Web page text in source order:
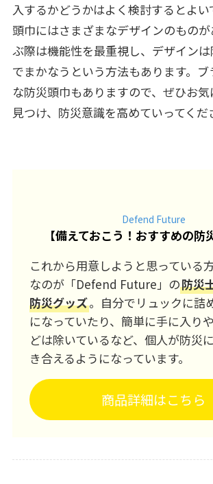
入するかどうかはよく検討するとよ
頭巾にはさまざまなデザインのもの
ぶ際は機能性を最重視し、デザイン
でまかなうという方法もあります。
な防災頭巾もありますので、ぜひお
見つけ、防災意識を高めていってくだ
Defend Future
【備えておこう！おすすめの防
これから用意しようと思っている
なのが「Defend Future」の防災
防災グッズ。自分でリュックに詰
になっていたり、簡単に手に入り
どは除いているなど、個人が防災
き合えるようになっています。
商品詳細はこちら